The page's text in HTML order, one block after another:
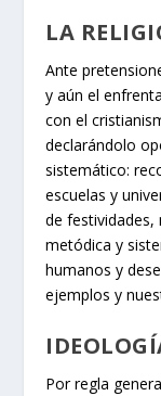
LA
Ante
y aún el
con el
declarándolo
sistemático:
escuelas y
de festividades,
metódica y
humanos y
ejemplos y
Por regla